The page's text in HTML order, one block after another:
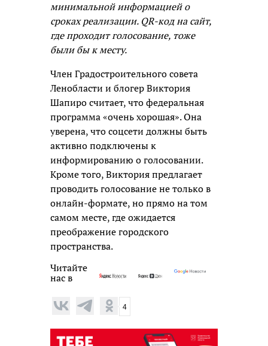
минимальной информацией о
сроках реализации. QR-код на сайт,
где проходит голосование, тоже
были бы к месту.
Член Градостроительного совета
Ленобласти и блогер Виктория
Шапиро считает, что федеральная
программа «очень хорошая». Она
уверена, что соцсети должны быть
активно подключены к
информированию о голосовании.
Кроме того, Виктория предлагает
проводить голосование не только в
онлайн-формате, но прямо на том
самом месте, где ожидается
преображение городского
пространства.
Читайте
нас в
4